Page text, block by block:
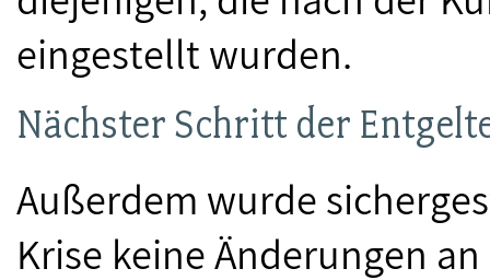
eingestellt wurden.
Nächster Schritt der
Außerdem wurde
Krise keine Änderungen